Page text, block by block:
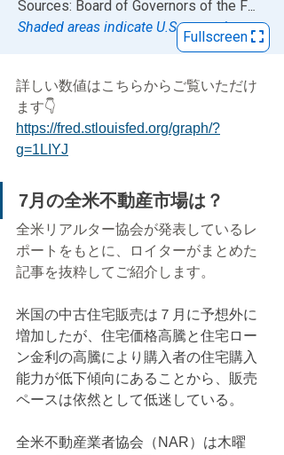
詳しい数値はこちらからご覧いただけ
ます👇
https://fred.stlouisfed.org/graph/?
g=1LIYJ
7月の全米不動産市場は？
全米リアルター協会が発表しているレ
ポートをもとに、ロイターがまとめた
記事を抜粋してご紹介します。
米国の中古住宅販売は７月に予想外に
増加したが、住宅価格高騰と住宅ロー
ン金利の高騰により購入者の住宅購入
能力が低下傾向にあることから、販売
ペースは依然として低迷している。
全米不動産業者協会（NAR）は木曜